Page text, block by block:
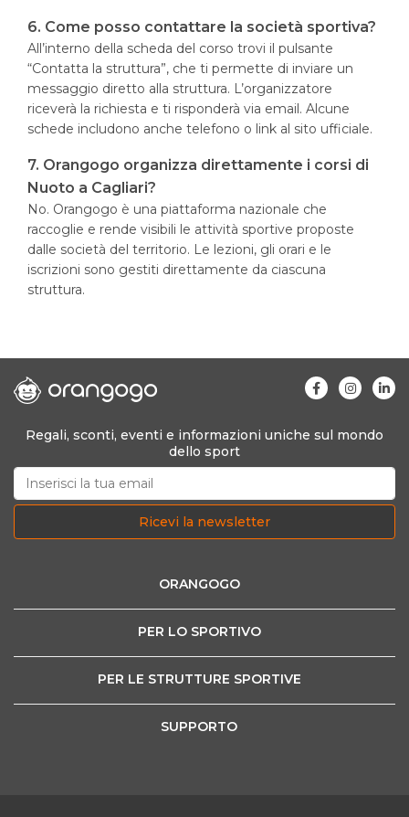
6. Come posso contattare la società sportiva?
All’interno della scheda del corso trovi il pulsante
“Contatta la struttura”, che ti permette di inviare un
messaggio diretto alla struttura. L’organizzatore
riceverà la richiesta e ti risponderà via email. Alcune
schede includono anche telefono o link al sito ufficiale.
7. Orangogo organizza direttamente i corsi di
Nuoto a Cagliari?
No. Orangogo è una piattaforma nazionale che
raccoglie e rende visibili le attività sportive proposte
dalle società del territorio. Le lezioni, gli orari e le
iscrizioni sono gestiti direttamente da ciascuna
struttura.
Regali, sconti, eventi e informazioni uniche sul mondo
dello sport
Ricevi la newsletter
ORANGOGO
PER LO SPORTIVO
PER LE STRUTTURE SPORTIVE
SUPPORTO